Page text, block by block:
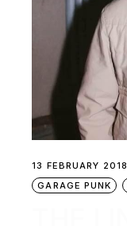
13 FEBRUARY 2018
GARAGE PUNK